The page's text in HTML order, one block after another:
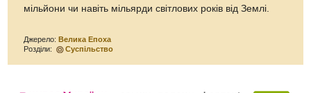
мільйони чи навіть мільярди світлових років від Землі.
Джерело: Велика Епоха
Розділи:
Суспільство